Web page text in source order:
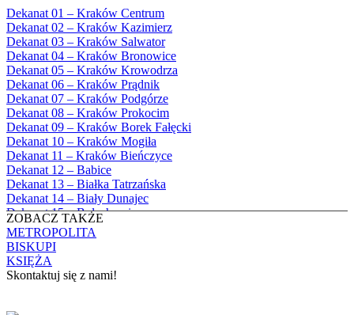
1985
1986
1987
1988
1989
1990
1991
1992
1993
1994
1995
1996
1997
1998
1999
2000
2001
2002
2003
2004
Będkowice, Parafia Najświętszej Maryi
Panny Królowej
Białka Górna, Parafia Matki Bożej
Królowej Rodzin
Białka Tatrzańska, Parafia Świętych
Apostołów Szymona i Judy Tadeusza
Biały Dunajec, Parafia Matki Bożej
Królowej Aniołów
Biały Kościół, Parafia św. Mikołaja
Bibice, Parafia Matki Bożej Nieustającej
Pomocy
Bieńkówka, Parafia Przenajświętszej Trójcy
Biertowice, Parafia Matki Bożej
Różańcowej
Biórków Wielki, Parafia Wniebowzięcia
NMP
Biskupice, Parafia św. Marcina
Bobrek, Parafia Przenajświętszej Trójcy
Bodzanów, Parafia Świętych Apostołów
Dekanat 01 – Kraków Centrum
Dekanat 02 – Kraków Kazimierz
Dekanat 03 – Kraków Salwator
Dekanat 04 – Kraków Bronowice
Dekanat 05 – Kraków Krowodrza
Dekanat 06 – Kraków Prądnik
Dekanat 07 – Kraków Podgórze
Dekanat 08 – Kraków Prokocim
Dekanat 09 – Kraków Borek Fałęcki
Dekanat 10 – Kraków Mogiła
Dekanat 11 – Kraków Bieńczyce
Dekanat 12 – Babice
Dekanat 13 – Białka Tatrzańska
Dekanat 14 – Biały Dunajec
Dekanat 15 – Bolechowice
Dekanat 16 – Chrzanów
Dekanat 17 – Czarny Dunajec
Dekanat 18 – Czernichów
Dekanat 19 – Dobczyce
Dekanat 20 – Jabłonka
ZOBACZ TAKŻE
METROPOLITA
BISKUPI
KSIĘŻA
Skontaktuj się z nami!